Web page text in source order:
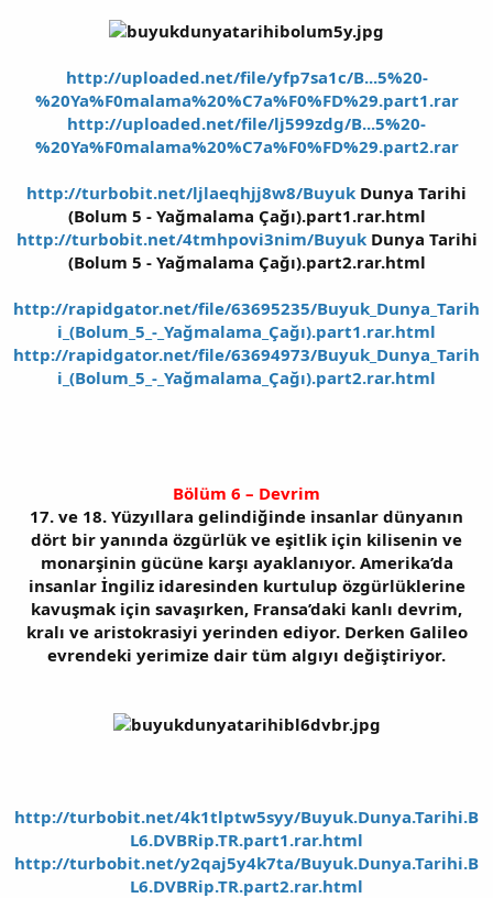
http://uploaded.net/file/yfp7sa1c/B...5%20-
%20Ya%F0malama%20%C7a%F0%FD%29.part1.rar
http://uploaded.net/file/lj599zdg/B...5%20-
%20Ya%F0malama%20%C7a%F0%FD%29.part2.rar
http://turbobit.net/ljlaeqhjj8w8/Buyuk Dunya Tarihi
(Bolum 5 - Yağmalama Çağı).part1.rar.html
http://turbobit.net/4tmhpovi3nim/BuyukDunya Tarihi
(Bolum 5 - Yağmalama Çağı).part2.rar.html
http://rapidgator.net/file/63695235/Buyuk_Dunya_Tarih
i_(Bolum_5_-_Yağmalama_Çağı).part1.rar.html
http://rapidgator.net/file/63694973/Buyuk_Dunya_Tarih
i_(Bolum_5_-_Yağmalama_Çağı).part2.rar.html
Bölüm 6 – Devrim
17. ve 18. Yüzyıllara gelindiğinde insanlar dünyanın
dört bir yanında özgürlük ve eşitlik için kilisenin ve
monarşinin gücüne karşı ayaklanıyor. Amerika’da
insanlar İngiliz idaresinden kurtulup özgürlüklerine
kavuşmak için savaşırken, Fransa’daki kanlı devrim,
kralı ve aristokrasiyi yerinden ediyor. Derken Galileo
evrendeki yerimize dair tüm algıyı değiştiriyor.
http://turbobit.net/4k1tlptw5syy/Buyuk.Dunya.Tarihi.B
L6.DVBRip.TR.part1.rar.html
http://turbobit.net/y2qaj5y4k7ta/Buyuk.Dunya.Tarihi.B
L6.DVBRip.TR.part2.rar.html